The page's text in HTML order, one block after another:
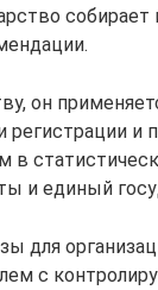
он
и
и единый
для
с